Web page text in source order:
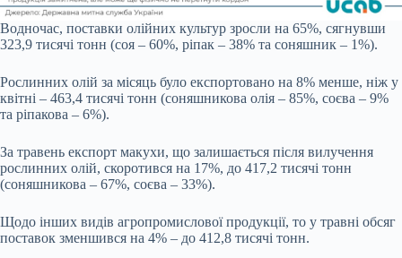
Водночас, поставки олійних культур зросли на 65%, сягнувши
323,9 тисячі тонн (соя – 60%, ріпак – 38% та соняшник – 1%).
Рослинних олій за місяць було експортовано на 8% менше, ніж у
квітні – 463,4 тисячі тонн (соняшникова олія – 85%, соєва – 9%
та ріпакова – 6%).
За травень експорт макухи, що залишається після вилучення
рослинних олій, скоротився на 17%, до 417,2 тисячі тонн
(соняшникова – 67%, соєва – 33%).
Щодо інших видів агропромислової продукції, то у травні обсяг
поставок зменшився на 4% – до 412,8 тисячі тонн.